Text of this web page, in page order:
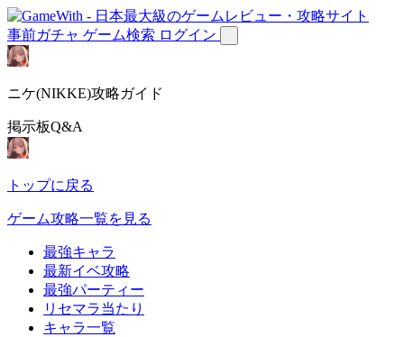
事前ガチャ ゲーム検索 ログイン
ニケ(NIKKE)攻略ガイド
掲示板Q&A
トップに戻る
ゲーム攻略一覧を見る
最強キャラ
最新イベ攻略
最強パーティー
リセマラ当たり
キャラ一覧